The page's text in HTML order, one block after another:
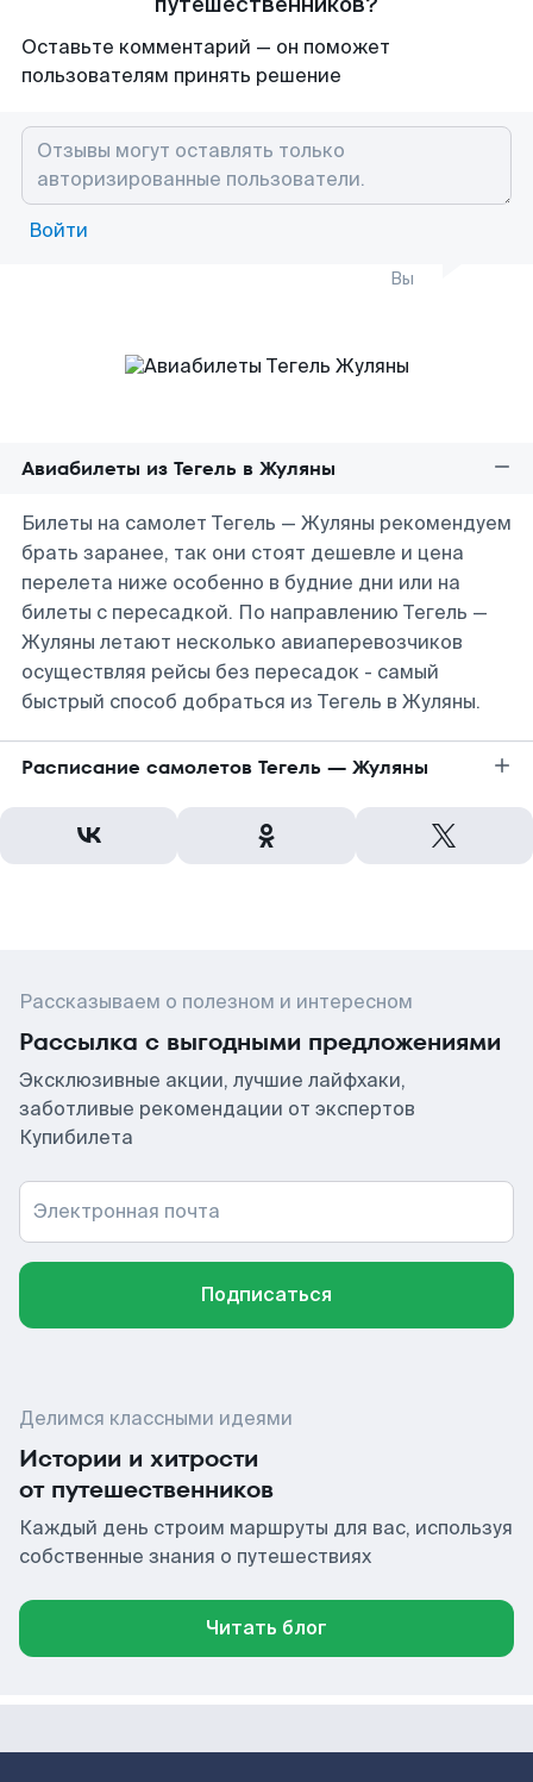
Оставьте комментарий — он поможет
пользователям принять решение
Войти
Вы
Авиабилеты из Тегель в Жуляны
Билеты на самолет Тегель — Жуляны рекомендуем
брать заранее, так они стоят дешевле и цена
перелета ниже особенно в будние дни или на
билеты с пересадкой. По направлению Тегель —
Жуляны летают несколько авиаперевозчиков
осуществляя рейсы без пересадок - самый
быстрый способ добраться из Тегель в Жуляны.
Расписание самолетов Тегель — Жуляны
Рассказываем о полезном и интересном
Рассылка с выгодными предложениями
Эксклюзивные акции, лучшие лайфхаки,
заботливые рекомендации от экспертов
Купибилета
Электронная почта
Подписаться
Делимся классными идеями
Истории и хитрости
от путешественников
Каждый день строим маршруты для вас, используя
собственные знания о путешествиях
Читать блог